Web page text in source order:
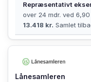
Repræsentativt
over 24 mdr. ved
13.418 kr. Samlet
Lånesamleren